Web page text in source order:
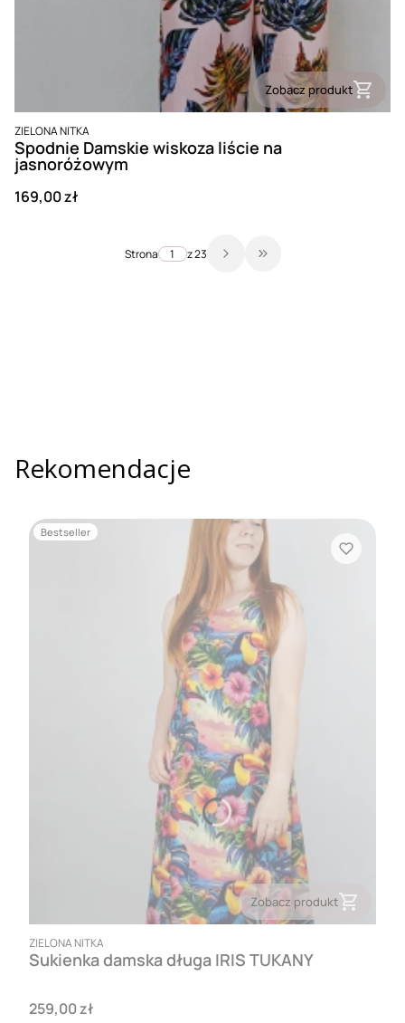
Zobacz produkt
PRODUCENT
ZIELONA NITKA
Spodnie Damskie wiskoza liście na
jasnoróżowym
Cena
169,00 zł
Strona z 23 Przejdź do ostatniej
Rekomendacje
Bestseller
Zobacz produkt
PRODUCENT
ZIELONA NITKA
Sukienka damska długa IRIS TUKANY
Cena
259,00 zł